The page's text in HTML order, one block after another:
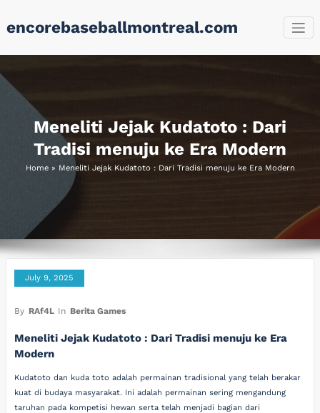
encorebaseballmontreal.com
Meneliti Jejak Kudatoto : Dari
Tradisi menuju ke Era Modern
Home» Meneliti Jejak Kudatoto : Dari Tradisi menuju ke Era Modern
July 9, 2025
By RAf4L In Berita Games
Meneliti Jejak Kudatoto : Dari Tradisi menuju ke Era
Modern
Kudatoto dan kuda toto adalah permainan tradisional yang telah berakar
kuat di budaya masyarakat. Ini adalah permainan sering mengandung
taruhan pada kompetisi hewan serta telah menjadi bagian dari